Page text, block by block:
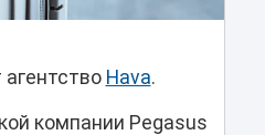
Hava.
компании Pegasus